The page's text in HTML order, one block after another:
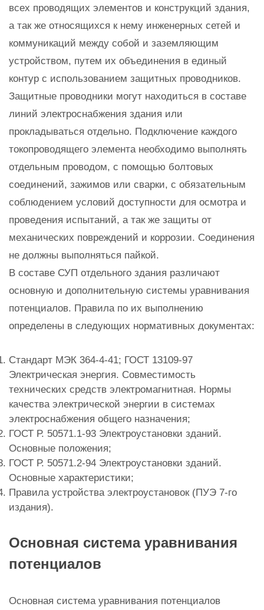
всех проводящих элементов и конструкций здания,
а так же относящихся к нему инженерных сетей и
коммуникаций между собой и заземляющим
устройством, путем их объединения в единый
контур с использованием защитных проводников.
Защитные проводники могут находиться в составе
линий электроснабжения здания или
прокладываться отдельно. Подключение каждого
токопроводящего элемента необходимо выполнять
отдельным проводом, с помощью болтовых
соединений, зажимов или сварки, с обязательным
соблюдением условий доступности для осмотра и
проведения испытаний, а так же защиты от
механических повреждений и коррозии. Соединения
не должны выполняться пайкой.
В составе СУП отдельного здания различают
основную и дополнительную системы уравнивания
потенциалов. Правила по их выполнению
определены в следующих нормативных документах:
Стандарт МЭК 364-4-41; ГОСТ 13109-97
Электрическая энергия. Совместимость
технических средств электромагнитная. Нормы
качества электрической энергии в системах
электроснабжения общего назначения;
ГОСТ Р. 50571.1-93 Электроустановки зданий.
Основные положения;
ГОСТ Р. 50571.2-94 Электроустановки зданий.
Основные характеристики;
Правила устройства электроустановок (ПУЭ 7-го
издания).
Основная система уравнивания
потенциалов
Основная система уравнивания потенциалов